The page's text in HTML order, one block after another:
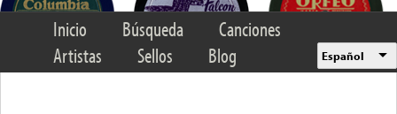
Inicio Búsqueda
Canciones
Artistas
Sellos Blog Español